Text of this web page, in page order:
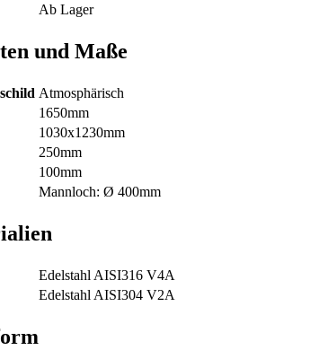
Ab Lager
und Maße
Atmosphärisch
1650mm
1030x1230mm
250mm
100mm
Mannloch: Ø 400mm
Edelstahl AISI316 V4A
Edelstahl AISI304 V2A